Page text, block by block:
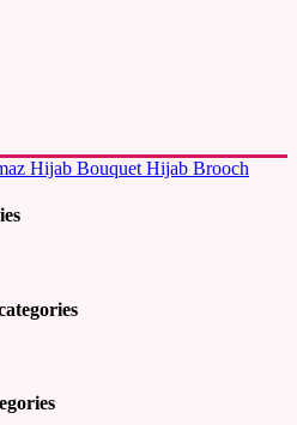
Hijab Bouquet Hijab Brooch